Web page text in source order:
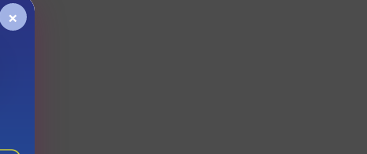
×